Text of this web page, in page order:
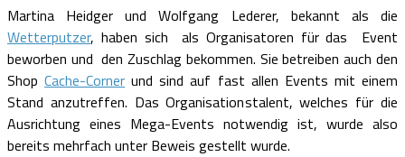
Martina Heidger und Wolfgang Lederer, bekannt als die
Wetterputzer, haben sich als Organisatoren für das Event
beworben und den Zuschlag bekommen. Sie betreiben auch den
ShopCache-Corner und sind auf fast allen Events mit einem
Stand anzutreffen. Das Organisationstalent, welches für die
Ausrichtung eines Mega-Events notwendig ist, wurde also
bereits mehrfach unter Beweis gestellt wurde.